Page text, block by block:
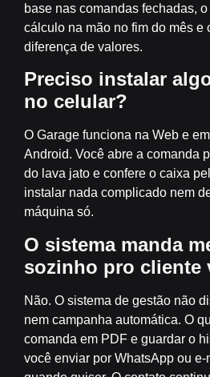
base nas comandas fechadas,
cálculo na mão no fim do mês e
diferença de valores.
Preciso instalar
no celular?
O Garage funciona na Web e
Android. Você abre a comanda
do lava jato e confere o caixa
instalar nada complicado nem
máquina só.
O sistema manda
sozinho pro cliente
Não. O sistema de gestão não
nem campanha automática. O
comanda em PDF e guardar o
você enviar por WhatsApp ou